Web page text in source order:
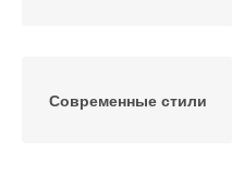
Современные стили